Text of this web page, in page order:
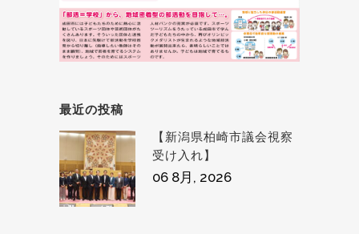
最近の投稿
【新潟県柏崎市議会視察
受け入れ】
06 8月, 2026